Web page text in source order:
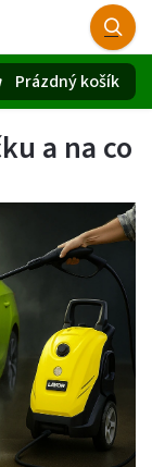
Prázdný košík
a na co